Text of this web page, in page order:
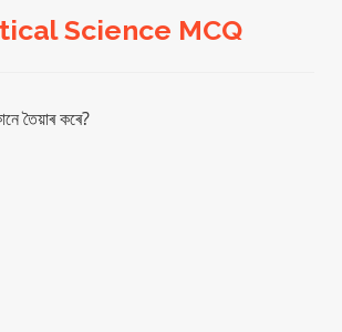
Science MCQ
তৈয়াৰ কৰে?